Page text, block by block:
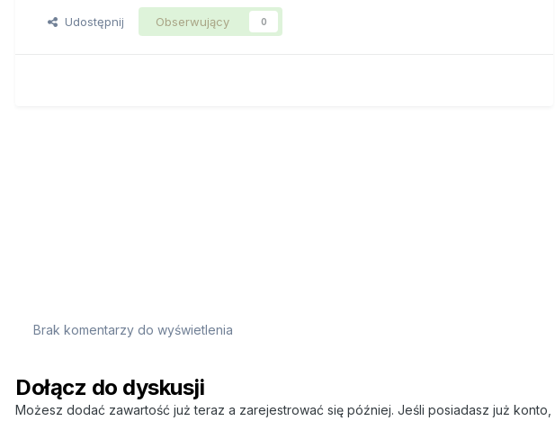
Udostępnij Obserwujący 0
Brak komentarzy do wyświetlenia
Dołącz do dyskusji
Możesz dodać zawartość już teraz a zarejestrować się później. Jeśli posiadasz już konto,